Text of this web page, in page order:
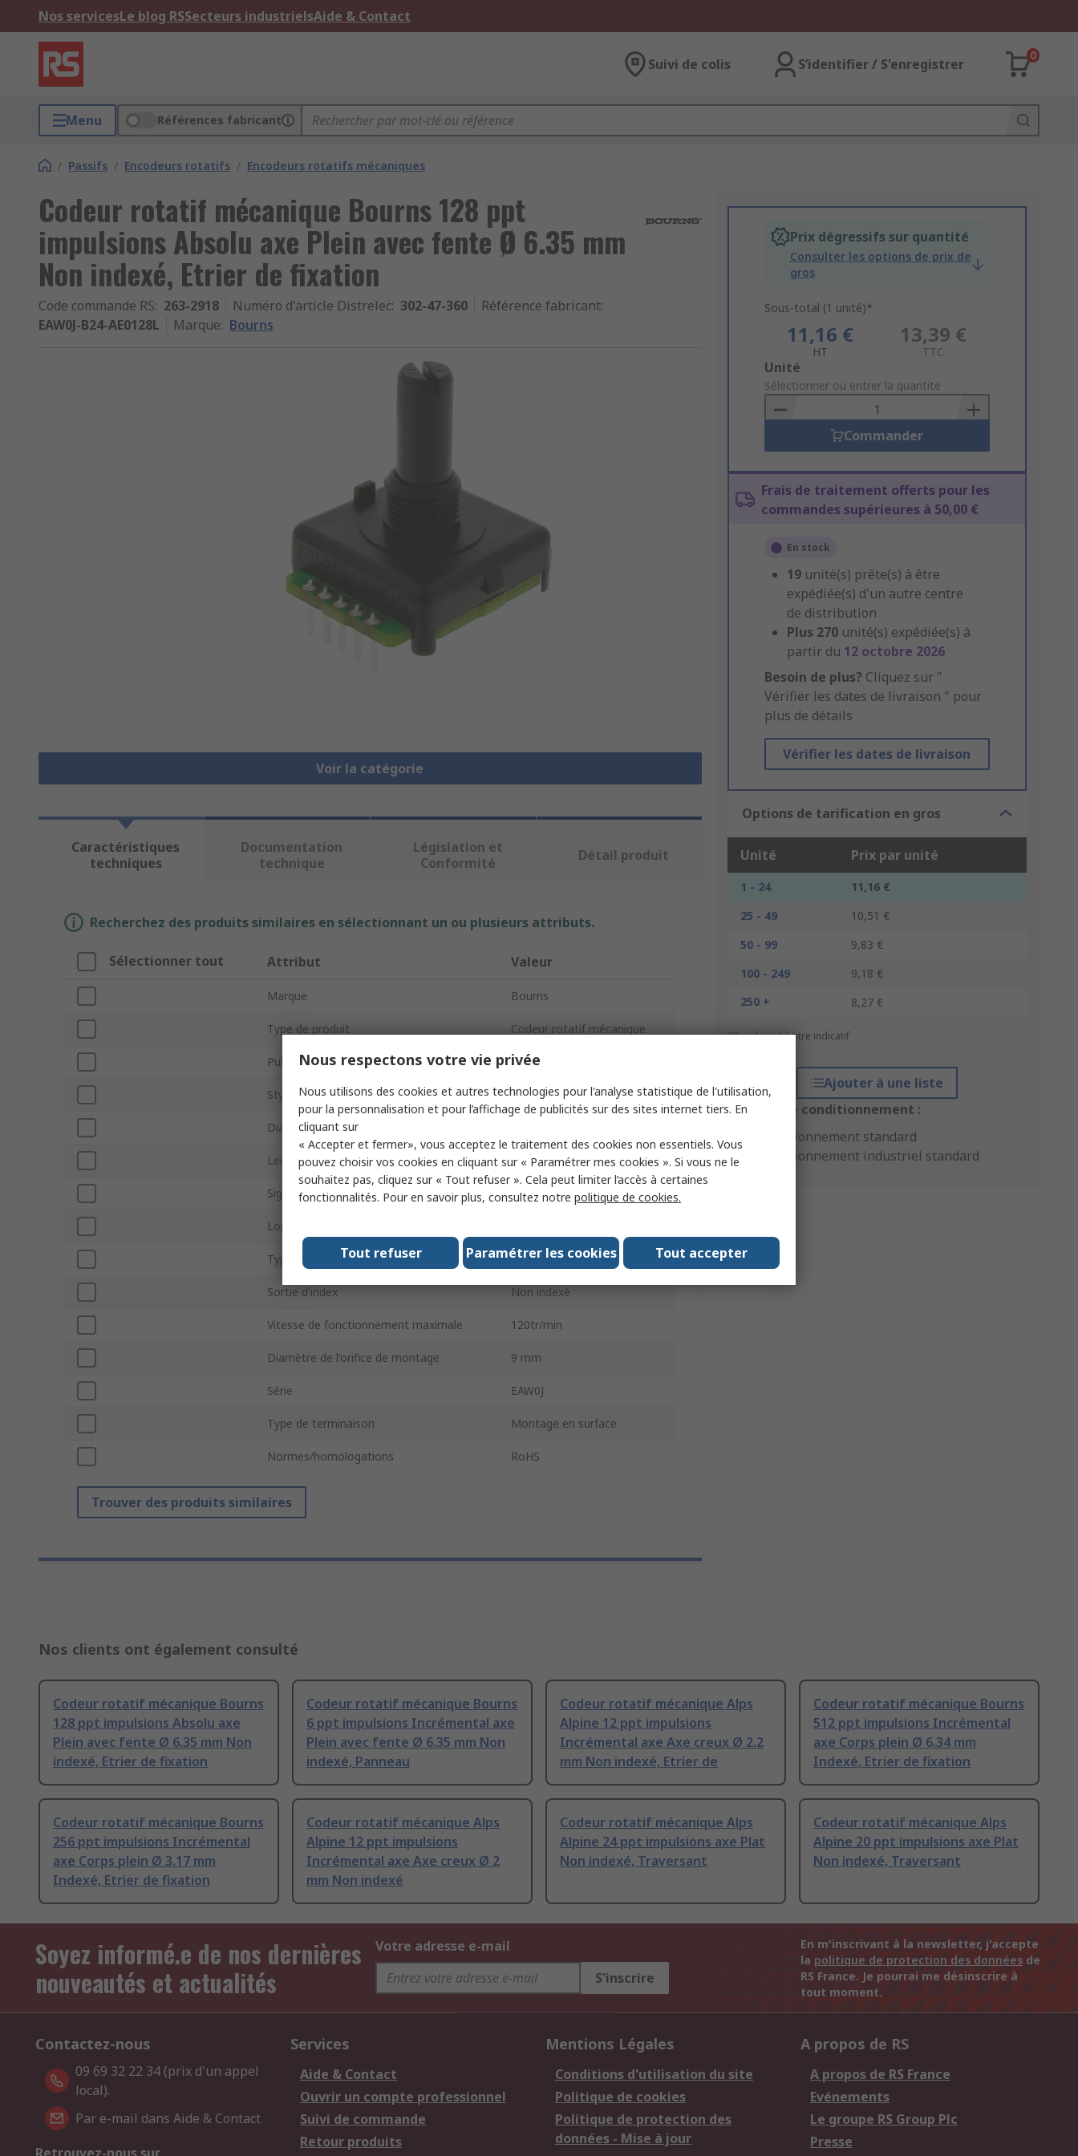
Nos servicesLe blog RSSecteurs industrielsAide & Contact
Suivi de colis S’identifier / S'enregistrer
0
Menu Références fabricant
/ Passifs / Encodeurs rotatifs / Encodeurs rotatifs mécaniques
Codeur rotatif mécanique Bourns 128 ppt
impulsions Absolu axe Plein avec fente Ø 6.35 mm
Non indexé, Etrier de fixation
Code commande RS: 263-2918 Numéro d'article Distrelec: 302-47-360 Référence fabricant:
EAW0J-B24-AE0128L
Marque: Bourns
Voir la catégorie
Prix dégressifs sur quantité
Consulter les options de prix de
gros
Sous-total (1 unité)*
11,16 €
HT
13,39 €
TTC
Add
to
Basket
Unité
Sélectionner ou entrer la quantité
Commander
Frais de traitement offerts pour les
commandes supérieures à 50,00 €
En stock
19 unité(s) prête(s) à être
expédiée(s) d'un autre centre
de distribution
Plus 270 unité(s) expédiée(s) à
partir du 12 octobre 2026
Besoin de plus? Cliquez sur "
Vérifier les dates de livraison " pour
plus de détails
Vérifier les dates de livraison
Options de tarification en gros
Unité Prix par unité
1 - 24
11,16 €
25 - 49
10,51 €
50 - 99
9,83 €
100 - 249
9,18 €
250 +
8,27 €
*Prix donné à titre indicatif
Ajouter à une liste
Options de conditionnement :
Conditionnement standard
Conditionnement industriel standard
Caractéristiques
techniques
Documentation
technique
Législation et
Conformité
Détail produit
Recherchez des produits similaires en sélectionnant un ou plusieurs attributs.
Sélectionner tout Attribut Valeur
Marque Bourns
Type de produit Codeur rotatif mécanique
Pulsations par tour 128ppt
Style de l'axe Plein avec fente
Diamètre d'arbre
Lecture d'encodeur Absolu
Signal d'encodeur Numérique
Longueur d'arbre
Type de montage Etrier de fixation
Sortie d'index Non indexé
Vitesse de fonctionnement maximale 120tr/min
Diamètre de l'orifice de montage 9 mm
Série EAW0J
Type de terminaison Montage en surface
Normes/homologations RoHS
Trouver des produits similaires
Nos clients ont également consulté
Codeur rotatif mécanique Bourns
128 ppt impulsions Absolu axe
Plein avec fente Ø 6.35 mm Non
indexé, Etrier de fixation
Codeur rotatif mécanique Bourns
6 ppt impulsions Incrémental axe
Plein avec fente Ø 6.35 mm Non
indexé, Panneau
Codeur rotatif mécanique Alps
Alpine 12 ppt impulsions
Incrémental axe Axe creux Ø 2.2
mm Non indexé, Etrier de
Codeur rotatif mécanique Bourns
512 ppt impulsions Incrémental
axe Corps plein Ø 6.34 mm
Indexé, Etrier de fixation
Codeur rotatif mécanique Bourns
256 ppt impulsions Incrémental
axe Corps plein Ø 3.17 mm
Indexé, Etrier de fixation
Codeur rotatif mécanique Alps
Alpine 12 ppt impulsions
Incrémental axe Axe creux Ø 2
mm Non indexé
Codeur rotatif mécanique Alps
Alpine 24 ppt impulsions axe Plat
Non indexé, Traversant
Codeur rotatif mécanique Alps
Alpine 20 ppt impulsions axe Plat
Non indexé, Traversant
Soyez informé.e de nos dernières
nouveautés et actualités
Votre adresse e-mail
S'inscrire
En m'inscrivant à la newsletter, j'accepte
la politique de protection des données de
RS France. Je pourrai me désinscrire à
tout moment.
Contactez-nous
09 69 32 22 34 (prix d'un appel
local).
Par e-mail dans Aide & Contact
Services
Aide & Contact
Ouvrir un compte professionnel
Suivi de commande
Retour produits
Mentions Légales
Conditions d'utilisation du site
Politique de cookies
Politique de protection des
données - Mise à jour
A propos de RS
A propos de RS France
Evénements
Le groupe RS Group Plc
Presse
Nous respectons votre vie privée
Nous utilisons des cookies et autres technologies pour l'analyse statistique de l'utilisation,
pour la personnalisation et pour l’affichage de publicités sur des sites internet tiers. En
cliquant sur
« Accepter et fermer», vous acceptez le traitement des cookies non essentiels. Vous
pouvez choisir vos cookies en cliquant sur « Paramétrer mes cookies ». Si vous ne le
souhaitez pas, cliquez sur « Tout refuser ». Cela peut limiter l’accès à certaines
fonctionnalités. Pour en savoir plus, consultez notre politique de cookies.
Tout accepter
Paramétrer les cookies
Tout refuser